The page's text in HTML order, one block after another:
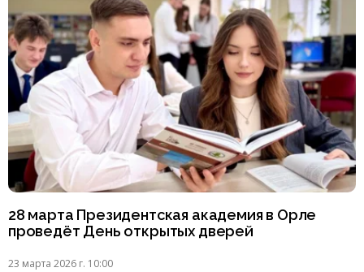
28 марта Президентская академия в Орле
проведёт День открытых дверей
23 марта 2026 г. 10:00